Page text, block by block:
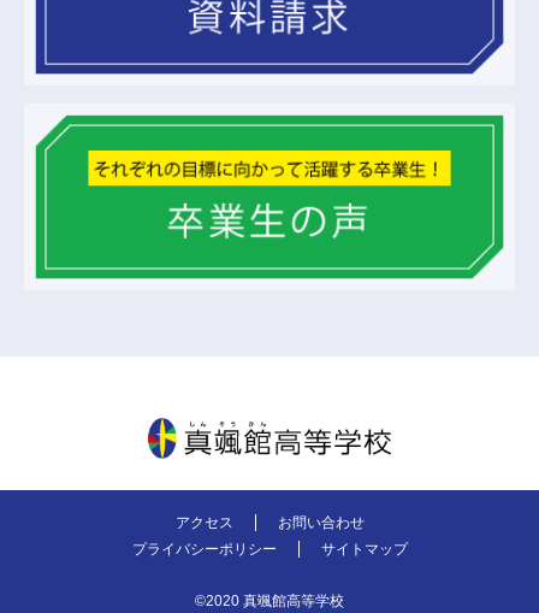
アクセス
お問い合わせ
プライバシーポリシー
サイトマップ
©2020 真颯館高等学校